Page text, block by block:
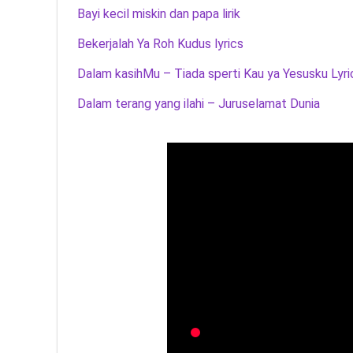
Bayi kecil miskin dan papa lirik
Bekerjalah Ya Roh Kudus lyrics
Dalam kasihMu – Tiada sperti Kau ya Yesusku
Dalam terang yang ilahi – Juruselamat Dunia